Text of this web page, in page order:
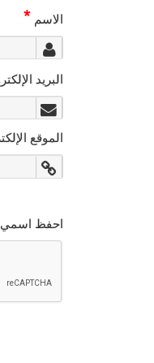
الاسم *
البريد
الموقع
احفظ اسمي،